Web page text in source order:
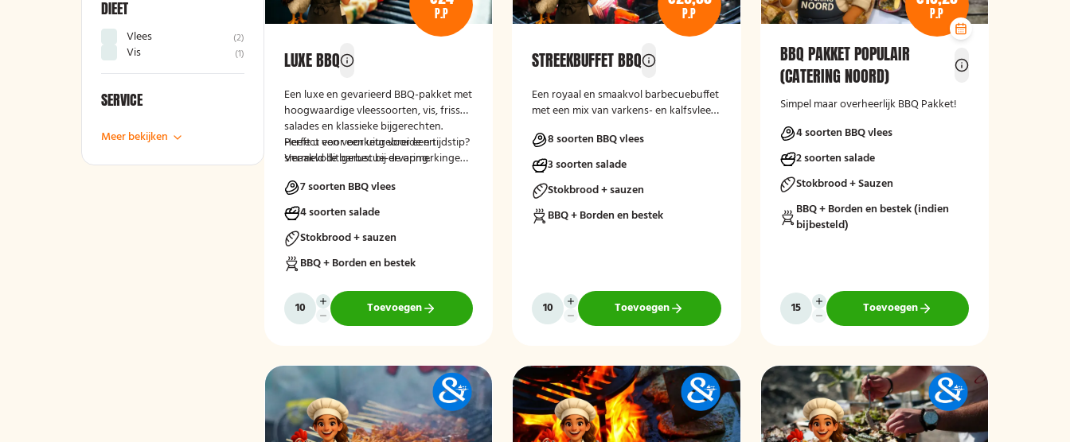
DIEET
Vlees (2)
Vis (1)
SERVICE
Meer bekijken
P.P
LUXE BBQ
Een luxe en gevarieerd BBQ-pakket met
hoogwaardige vleessoorten, vis, frisse
salades en klassieke bijgerechten.
Perfect voor een uitgebreide en
smaakvolle barbecue-ervaring.
Heeft u een voorkeur voor een tijdstip?
Vermeld dit gerust bij de opmerkingen
7 soorten BBQ vlees
4 soorten salade
Stokbrood + sauzen
BBQ + Borden en bestek
Toevoegen
P.P
STREEKBUFFET BBQ
Een royaal en smaakvol barbecuebuffet
met een mix van varkens- en kalfsvlees,
ambachtelijk brood en diverse sausjes.
Een complete BBQ-ervaring met pure,
streekgebonden smaken voor echte
genieters.
8 soorten BBQ vlees
3 soorten salade
Stokbrood + sauzen
BBQ + Borden en bestek
Toevoegen
P.P
BBQ PAKKET POPULAIR
(CATERING NOORD)
Simpel maar overheerlijk BBQ Pakket!
4 soorten BBQ vlees
2 soorten salade
Stokbrood + Sauzen
BBQ + Borden en bestek (indien
bijbesteld)
Toevoegen